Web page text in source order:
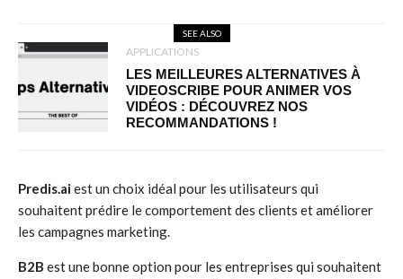
SEE ALSO
APPLICATIONS
LES MEILLEURES ALTERNATIVES À
VIDEOSCRIBE POUR ANIMER VOS
VIDÉOS : DÉCOUVREZ NOS
RECOMMANDATIONS !
Predis.aiest un choix idéal pour les utilisateurs qui
souhaitent prédire le comportement des clients et améliorer
les campagnes marketing.
B2B est une bonne option pour les entreprises qui souhaitent